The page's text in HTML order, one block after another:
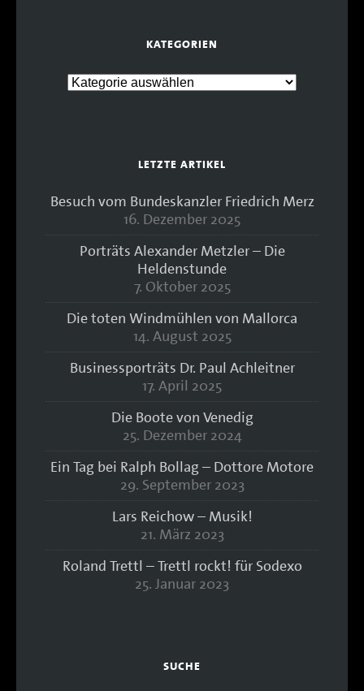
KATEGORIEN
LETZTE ARTIKEL
Besuch vom Bundeskanzler Friedrich Merz
16. Dezember 2025
Porträts Alexander Metzler – Die
Heldenstunde
7. Oktober 2025
Die toten Windmühlen von Mallorca
14. August 2025
Businessporträts Dr. Paul Achleitner
17. April 2025
Die Boote von Venedig
25. Dezember 2024
Ein Tag bei Ralph Bollag – Dottore Motore
29. September 2023
Lars Reichow – Musik!
21. März 2023
Roland Trettl – Trettl rockt! für Sodexo
25. Januar 2023
SUCHE